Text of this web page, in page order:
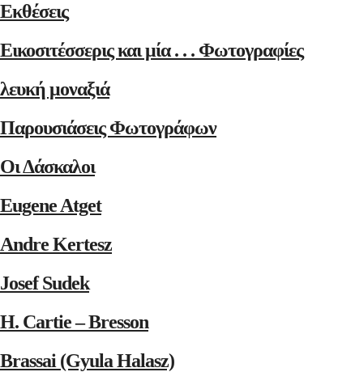
Εκθέσεις
Εικοσιτέσσερις και μία . . . Φωτογραφίες
λευκή μοναξιά
Παρουσιάσεις Φωτογράφων
Οι Δάσκαλοι
Eugene Atget
Andre Kertesz
Josef Sudek
H. Cartie – Bresson
Brassai (Gyula Halasz)